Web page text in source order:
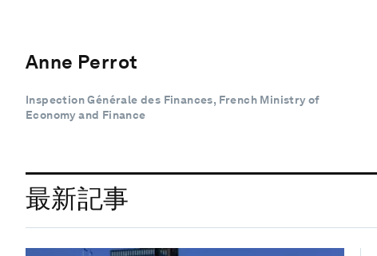
Anne Perrot
Inspection Générale des Finances, French Ministry of
Economy and Finance
最新記事